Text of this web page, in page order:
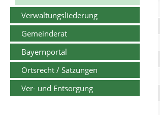
Verwaltungsliederung
Gemeinderat
Bayernportal
Ortsrecht / Satzungen
Ver- und Entsorgung